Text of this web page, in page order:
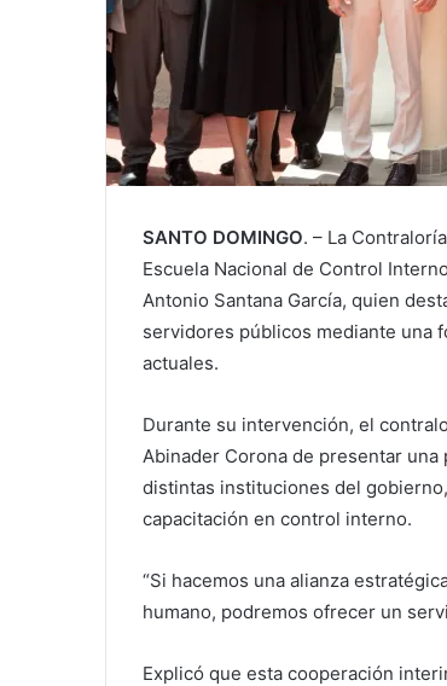
SANTO DOMINGO. – La
Escuela Nacional de Control
Antonio Santana García, quien
servidores públicos mediante una
actuales.
Durante su intervención, el
Abinader Corona de presentar
distintas instituciones del
capacitación en control interno.
“Si hacemos una alianza
humano, podremos ofrecer un
Explicó que esta cooperación